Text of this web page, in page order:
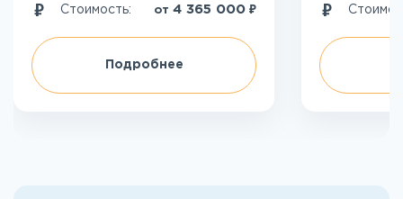
Стоимость: от 4 365 000 ₽
Подробнее